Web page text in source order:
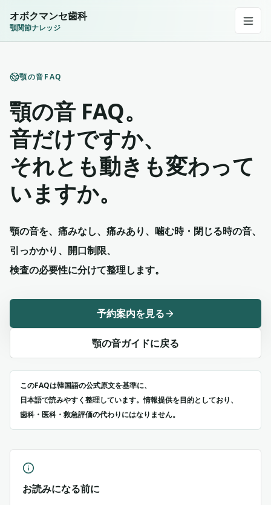
オボクマンセ歯科
顎関節ナレッジ
顎の音FAQ
顎の音 FAQ。
音だけですか、
それとも動きも変わって
いますか。
顎の音を、痛みなし、痛みあり、噛む時・閉じる時の音、
引っかかり、開口制限、
検査の必要性に分けて整理します。
予約案内を見る
顎の音ガイドに戻る
このFAQは韓国語の公式原文を基準に、
日本語で読みやすく整理しています。情報提供を目的としており、
歯科・医科・救急評価の代わりにはなりません。
お読みになる前に